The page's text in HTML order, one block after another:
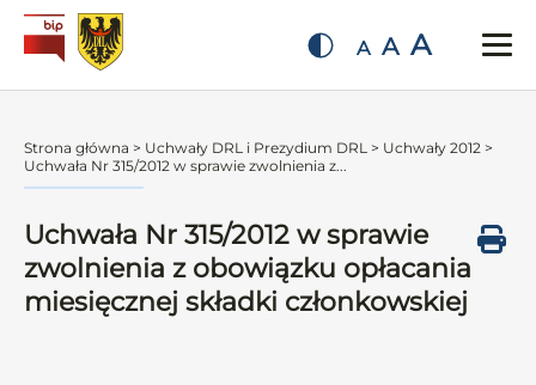
A A A
Strona główna > Uchwały DRL i Prezydium DRL > Uchwały 2012 >
Uchwała Nr 315/2012 w sprawie zwolnienia z...
Uchwała Nr 315/2012 w sprawie
zwolnienia z obowiązku opłacania
miesięcznej składki członkowskiej